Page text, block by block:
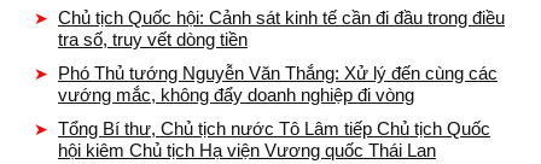
Chủ tịch Quốc hội: Cảnh sát kinh tế cần đi đầu trong điều
tra số, truy vết dòng tiền
Phó Thủ tướng Nguyễn Văn Thắng: Xử lý đến cùng các
vướng mắc, không đẩy doanh nghiệp đi vòng
Tổng Bí thư, Chủ tịch nước Tô Lâm tiếp Chủ tịch Quốc
hội kiêm Chủ tịch Hạ viện Vương quốc Thái Lan